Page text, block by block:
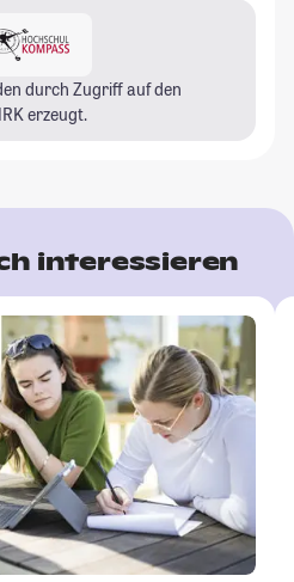
durch Zugriff auf den
erzeugt.
interessieren